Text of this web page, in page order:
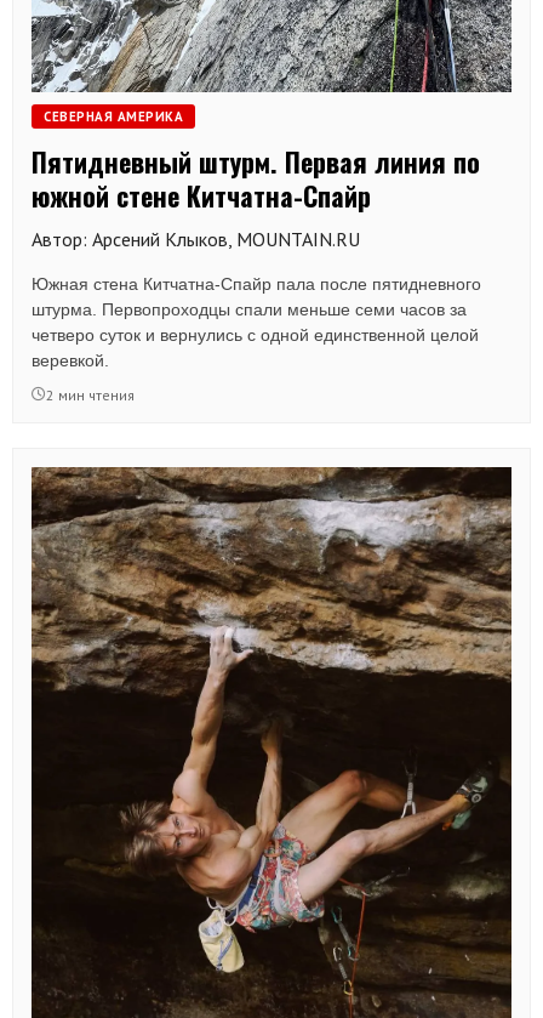
СЕВЕРНАЯ АМЕРИКА
Пятидневный штурм. Первая линия по
южной стене Китчатна-Спайр
Автор: Арсений Клыков, MOUNTAIN.RU
Южная стена Китчатна-Спайр пала после пятидневного
штурма. Первопроходцы спали меньше семи часов за
четверо суток и вернулись с одной единственной целой
веревкой.
2 мин чтения